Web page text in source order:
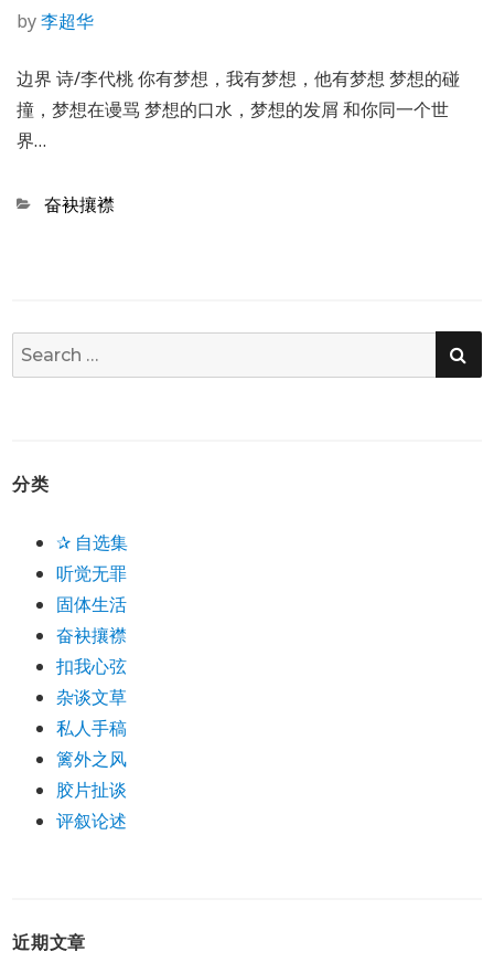
by李超华
边界 诗/李代桃 你有梦想，我有梦想，他有梦想 梦想的碰
撞，梦想在谩骂 梦想的口水，梦想的发屑 和你同一个世
界…
Categories
奋袂攘襟
Search
for:
分类
✰ 自选集
听觉无罪
固体生活
奋袂攘襟
扣我心弦
杂谈文草
私人手稿
篱外之风
胶片扯谈
评叙论述
近期文章